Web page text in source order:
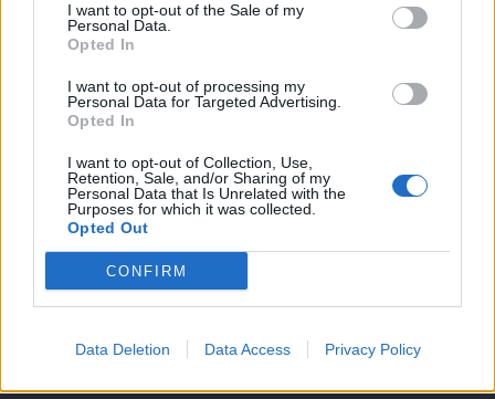
I want to opt-out of the Sale of my
Personal Data.
Opted In
I want to opt-out of processing my
Personal Data for Targeted Advertising.
Opted In
I want to opt-out of Collection, Use,
Retention, Sale, and/or Sharing of my
Personal Data that Is Unrelated with the
Purposes for which it was collected.
Opted Out
CONFIRM
Data Deletion Data Access Privacy Policy
Fából épül Budakeszi új óvodája
HIRDETÉS
HIRDETÉS